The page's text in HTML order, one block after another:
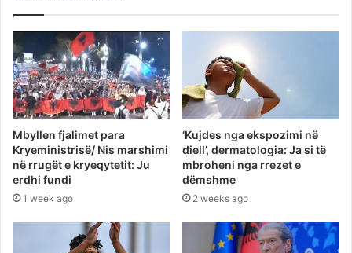
Mbyllen fjalimet para
Kryeministrisë/ Nis marshimi
në rrugët e kryeqytetit: Ju
erdhi fundi
1 week ago
‘Kujdes nga ekspozimi në
diell’, dermatologia: Ja si të
mbroheni nga rrezet e
dëmshme
2 weeks ago